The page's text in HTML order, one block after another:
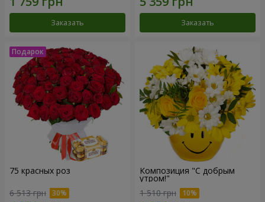
Заказать Заказать
75 красных роз
6 513 грн
Композиция "С добрым
утром!"
1 510 грн